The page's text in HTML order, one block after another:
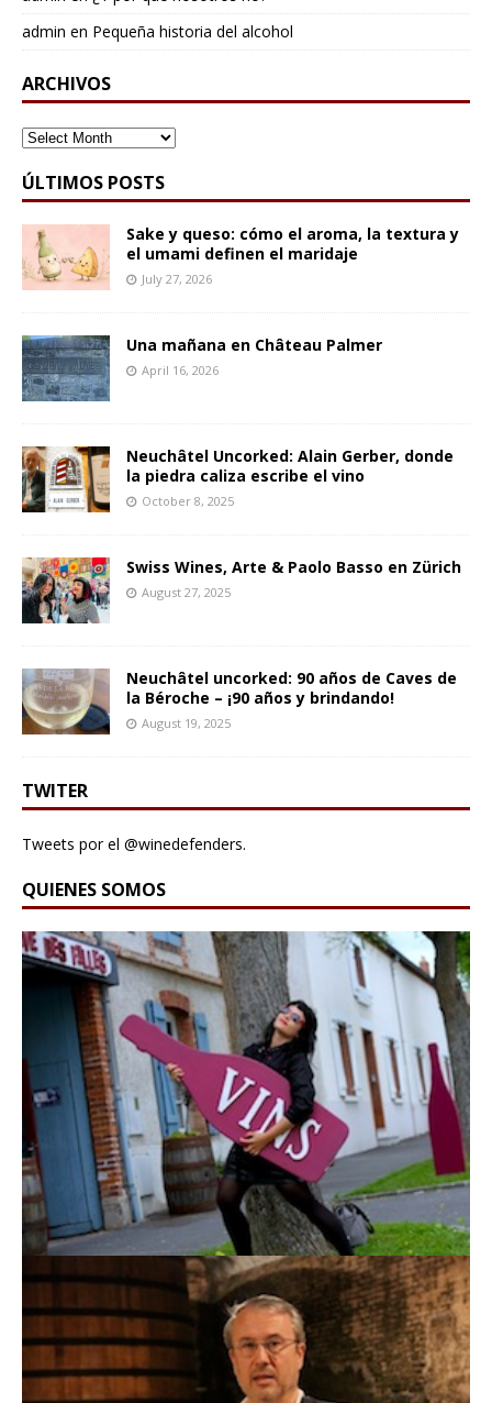
admin en Pequeña historia del alcohol
ARCHIVOS
ARCHIVOS
ÚLTIMOS POSTS
Sake y queso: cómo el aroma, la textura y
el umami definen el maridaje
July 27, 2026
Una mañana en Château Palmer
April 16, 2026
Neuchâtel Uncorked: Alain Gerber, donde
la piedra caliza escribe el vino
October 8, 2025
Swiss Wines, Arte & Paolo Basso en Zürich
August 27, 2025
Neuchâtel uncorked: 90 años de Caves de
la Béroche – ¡90 años y brindando!
August 19, 2025
TWITER
Tweets por el @winedefenders.
QUIENES SOMOS